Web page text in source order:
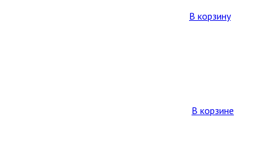
В корзину
В корзине